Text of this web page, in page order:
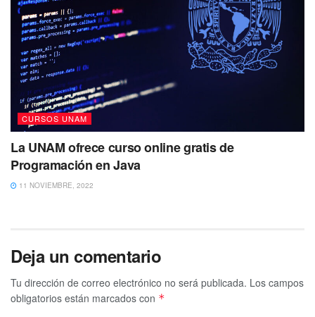
CURSOS UNAM
La UNAM ofrece curso online gratis de
Programación en Java
11 NOVIEMBRE, 2022
Deja un comentario
Tu dirección de correo electrónico no será publicada. Los campos
obligatorios están marcados con *